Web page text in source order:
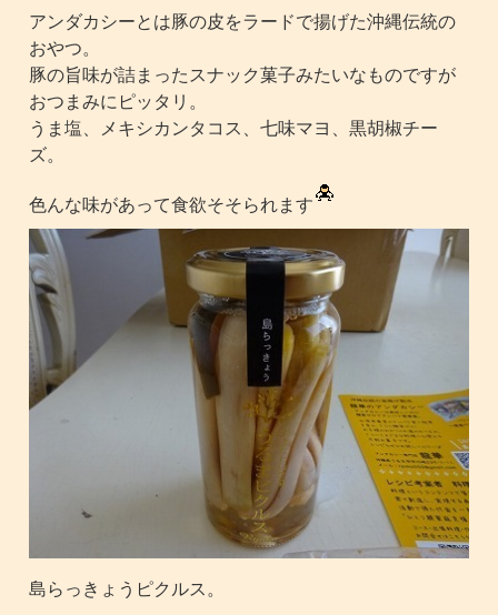
アンダカシーとは豚の皮をラードで揚げた沖縄伝統の
おやつ。
豚の旨味が詰まったスナック菓子みたいなものですが
おつまみにピッタリ。
うま塩、メキシカンタコス、七味マヨ、黒胡椒チー
ズ。
色んな味があって食欲そそられます
島らっきょうピクルス。